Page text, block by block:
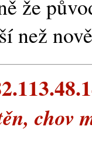
že
než
chov